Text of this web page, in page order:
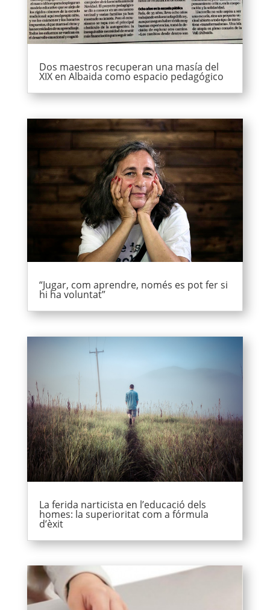
Dos maestros recuperan una masía del
XIX en Albaida como espacio pedagógico
“Jugar, com aprendre, només es pot fer si
hi ha voluntat”
La ferida narticista en l’educació dels
homes: la superioritat com a fórmula
d’èxit